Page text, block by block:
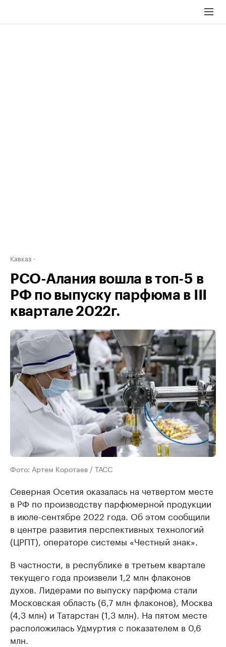
Кавказ
РСО-Алания вошла в топ-5 в
РФ по выпуску парфюма в III
квартале 2022г.
Фото: Артем Коротаев / ТАСС
Северная Осетия оказалась на четвертом месте
в РФ по производству парфюмерной продукции
в июле-сентябре 2022 года. Об этом сообщили
в центре развития перспективных технологий
(ЦРПТ), операторе системы «Честный знак».
В частности, в республике в третьем квартале
текущего года произвели 1,2 млн флаконов
духов. Лидерами по выпуску парфюма стали
Московская область (6,7 млн флаконов), Москва
(4,3 млн) и Татарстан (1,3 млн). На пятом месте
расположилась Удмуртия с показателем в 0,6
млн.